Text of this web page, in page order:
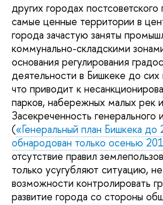
других городах постсоветского
самые ценные территории в
города зачастую заняты
коммунально-складскими
основания регулирования
деятельности в Бишкеке до сих
что приводит к
парков, набережных малых рек
Засекреченность генерального
(«Генеральный план Бишкека до
обнародован только осенью
отсутствие правил
только усугубляют ситуацию,
возможности контролировать
развитие города со стороны